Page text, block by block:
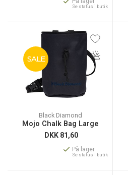
Se status i butik
SALE
Black Diamond
Mojo Chalk Bag Large
DKK 81,60
På lager
Se status i butik